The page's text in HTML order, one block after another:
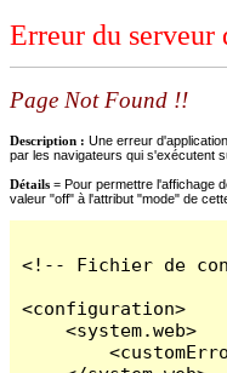
Erreur du
Page Not Found !!
Description : Une erreur
par les navigateurs qui s'exécutent
Détails = Pour permettre l'affichage
valeur "off" à l'attribut "mode" de
<!-- Fichier de
<configuration>
    <system.web>